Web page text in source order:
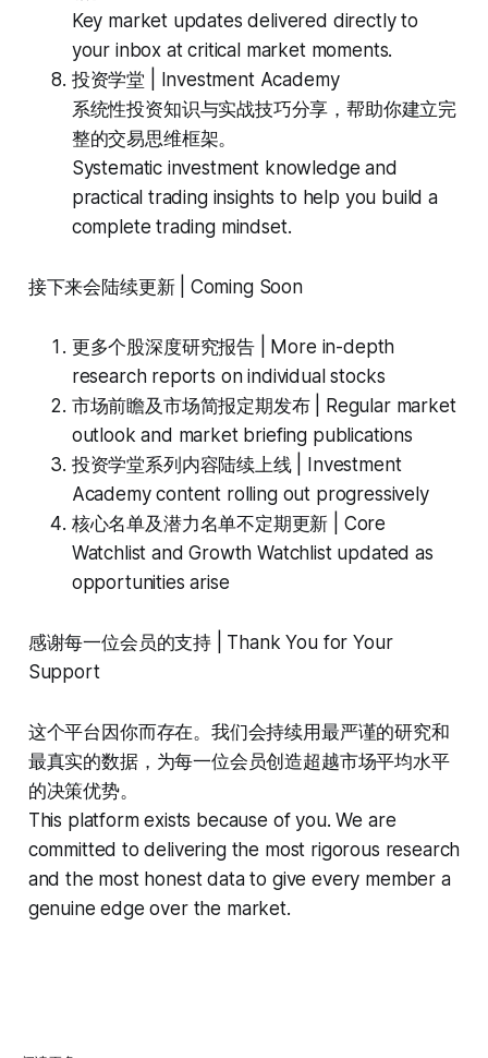
Key market updates delivered directly to
your inbox at critical market moments.
投资学堂 | Investment Academy
系统性投资知识与实战技巧分享，帮助你建立完
整的交易思维框架。
Systematic investment knowledge and
practical trading insights to help you build a
complete trading mindset.
接下来会陆续更新 | Coming Soon
更多个股深度研究报告 | More in-depth
research reports on individual stocks
市场前瞻及市场简报定期发布 | Regular market
outlook and market briefing publications
投资学堂系列内容陆续上线 | Investment
Academy content rolling out progressively
核心名单及潜力名单不定期更新 | Core
Watchlist and Growth Watchlist updated as
opportunities arise
感谢每一位会员的支持 | Thank You for Your
Support
这个平台因你而存在。我们会持续用最严谨的研究和
最真实的数据，为每一位会员创造超越市场平均水平
的决策优势。
This platform exists because of you. We are
committed to delivering the most rigorous research
and the most honest data to give every member a
genuine edge over the market.